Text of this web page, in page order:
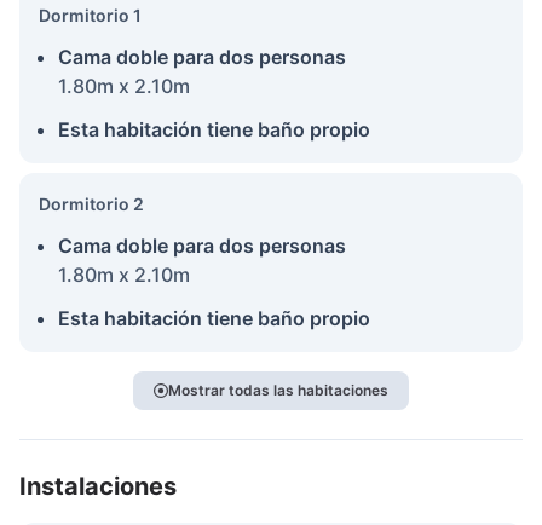
Dormitorio 1
Cama doble para dos personas
1.80m x 2.10m
Esta habitación tiene baño propio
Dormitorio 2
Cama doble para dos personas
1.80m x 2.10m
Esta habitación tiene baño propio
Mostrar todas las habitaciones
Instalaciones